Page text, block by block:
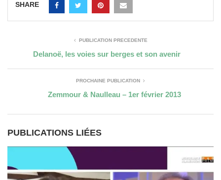
SHARE
PUBLICATION PRÉCÉDENTE
Delanoë, les voies sur berges et son avenir
PROCHAINE PUBLICATION
Zemmour & Naulleau – 1er février 2013
PUBLICATIONS LIÉES